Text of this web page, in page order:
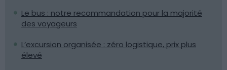
Le bus : notre recommandation pour la majorité
des voyageurs
L’excursion organisée : zéro logistique, prix plus
élevé